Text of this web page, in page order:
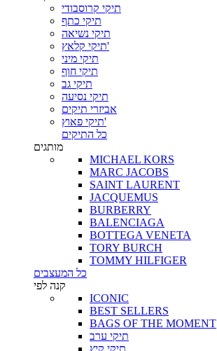
תיקי קרוסבודי
תיקי כתף
תיקי נשיאה
תיקי קלאץ'
תיקי מיני
תיקי חוף
תיקי גב
תיקי נסיעה
אביזרי תיקים
תיקי פאוץ'
כל התיקים
מותגים
MICHAEL KORS
MARC JACOBS
SAINT LAURENT
JACQUEMUS
BURBERRY
BALENCIAGA
BOTTEGA VENETA
TORY BURCH
TOMMY HILFIGER
כל המעצבים
קנה לפי
ICONIC
BEST SELLERS
BAGS OF THE MOMENT
תיקי ערב
תיקי קיץ